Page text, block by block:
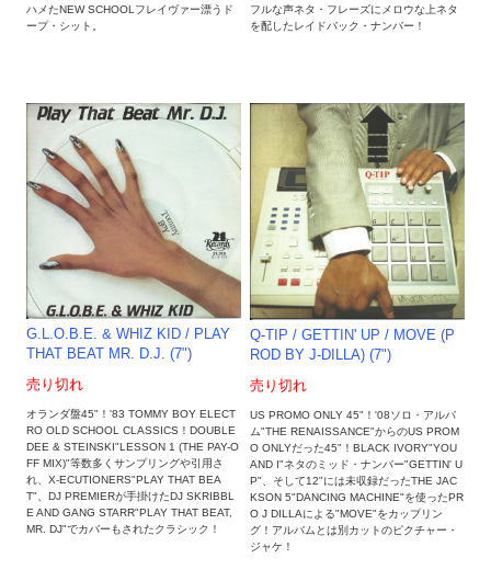
ハメたNEW SCHOOLフレイヴァー漂うド
ープ・シット。
フルな声ネタ・フレーズにメロウな上ネタ
を配したレイドバック・ナンバー！
G.L.O.B.E. & WHIZ KID / PLAY
THAT BEAT MR. D.J. (7")
売り切れ
オランダ盤45"！'83 TOMMY BOY ELECT
RO OLD SCHOOL CLASSICS！DOUBLE
DEE & STEINSKI"LESSON 1 (THE PAY-O
FF MIX)"等数多くサンプリングや引用さ
れ、X-ECUTIONERS"PLAY THAT BEA
T"、DJ PREMIERが手掛けたDJ SKRIBBL
E AND GANG STARR"PLAY THAT BEAT,
MR. DJ"でカバーもされたクラシック！
Q-TIP / GETTIN' UP / MOVE (P
ROD BY J-DILLA) (7")
売り切れ
US PROMO ONLY 45"！'08ソロ・アルバ
ム"THE RENAISSANCE"からのUS PROM
O ONLYだった45"！BLACK IVORY"YOU
AND I"ネタのミッド・ナンバー"GETTIN' U
P"、そして12"には未収録だったTHE JAC
KSON 5"DANCING MACHINE"を使ったPR
O J DILLAによる"MOVE"をカップリン
グ！アルバムとは別カットのピクチャー・
ジャケ！